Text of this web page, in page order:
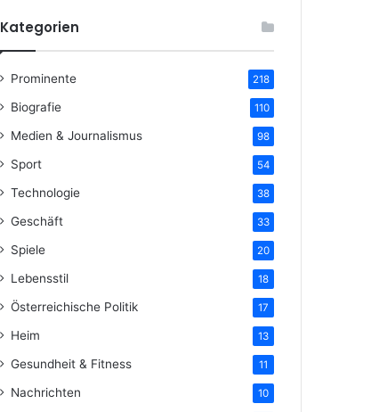
Kategorien
Prominente 218
Biografie 110
Medien & Journalismus 98
Sport 54
Technologie 38
Geschäft 33
Spiele 20
Lebensstil 18
Österreichische Politik 17
Heim 13
Gesundheit & Fitness 11
Nachrichten 10